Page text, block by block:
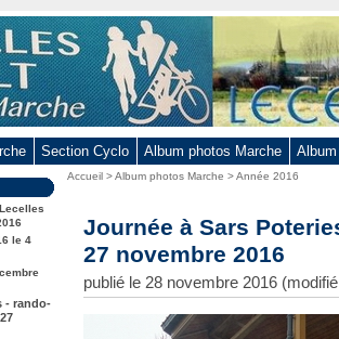
Section Cyclo Album photos Marche
le 4
- rando-
Vous
Accueil >Album photos Marche >Année 2016
Journée à Sars
27 novembre 2016
publié le 28 novembre 2016